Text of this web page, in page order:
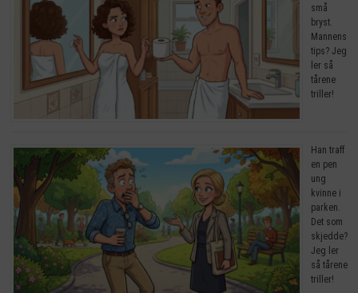
små
bryst.
Mannens
tips? Jeg
ler så
tårene
triller!
Han traff
en pen
ung
kvinne i
parken.
Det som
skjedde?
Jeg ler
så tårene
triller!